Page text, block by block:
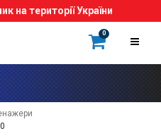
на території України
0